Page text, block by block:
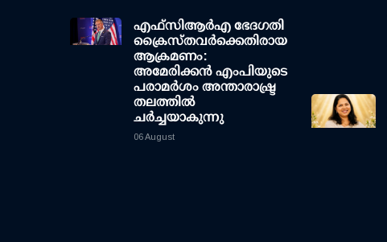
എഫ്‌സി‌ആര്‍‌എ ഭേദഗതി
ക്രൈസ്തവർക്കെതിരായ
ആക്രമണം:
അമേരിക്കൻ എംപിയുടെ
പരാമർശം അന്താരാഷ്ട്ര
തലത്തിൽ
ചർച്ചയാകുന്നു
06 August